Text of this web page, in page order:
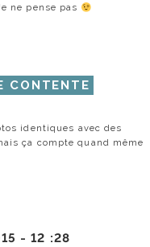
ne pense pas
CONTENTE
identiques avec des
ça compte quand même
-12 :28